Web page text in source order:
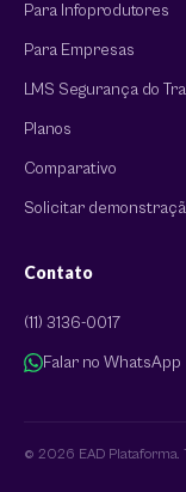
Para Infoprodutores
Para Empresas
LMS Segurança do
Planos
Comparativo
Solicitar
Contato
(11) 3136-0017
Falar no WhatsApp
© 2026 EAD Plataforma.